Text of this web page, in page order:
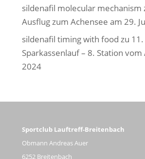
sildenafil molecular mechanism
Ausflug zum Achensee am 29.
sildenafil timing with food zu
Sparkassenlauf – 8. Station
2024
Sportclub Lauftreff-Breitenbach
Obmann Andreas Auer
6252 Breitenbach